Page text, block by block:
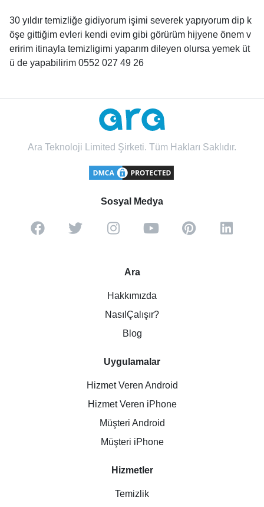
30 yıldır temizliğe gidiyorum işimi severek yapıyorum dip k
öşe gittiğim evleri kendi evim gibi görürüm hijyene önem v
eririm itinayla temizligimi yaparım dileyen olursa yemek üt
ü de yapabilirim 0552 027 49 26
Ara Teknoloji Limited Şirketi. Tüm Hakları Saklıdır.
Sosyal Medya
Ara
Hakkımızda
NasılÇalışır?
Blog
Uygulamalar
Hizmet Veren Android
Hizmet Veren iPhone
Müşteri Android
Müşteri iPhone
Hizmetler
Temizlik